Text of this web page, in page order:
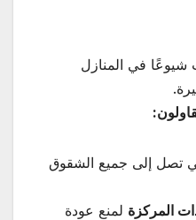
شيوعًا في المنازل
تصل إلى جميع الشقوق
المركزة لمنع عودة